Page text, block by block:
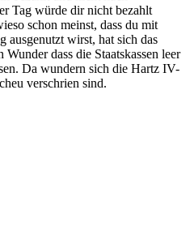
Tag würde dir nicht bezahlt
schon meinst, dass du mit
ausgenutzt wirst, hat sich das
dass die Staatskassen leer
Da wundern sich die Hartz IV-
verschrien sind.